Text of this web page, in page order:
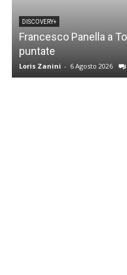
DISCOVERY+
Francesco Panella a
puntate
Loris Zanini - 6 Agosto 2026